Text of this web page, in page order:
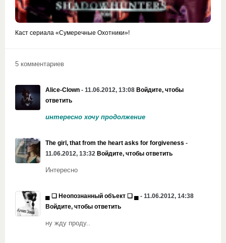
Каст сериала «Сумеречные Охотники»!
5 комментариев
Alice-Clown - 11.06.2012, 13:08 Войдите, чтобы
ответить
интересно хочу продолжение
The girl, that from the heart asks for forgiveness -
11.06.2012, 13:32 Войдите, чтобы ответить
Интересно
▄ ❏ Неопознанный объект ❏ ▄ - 11.06.2012, 14:38
Войдите, чтобы ответить
ну жду проду..